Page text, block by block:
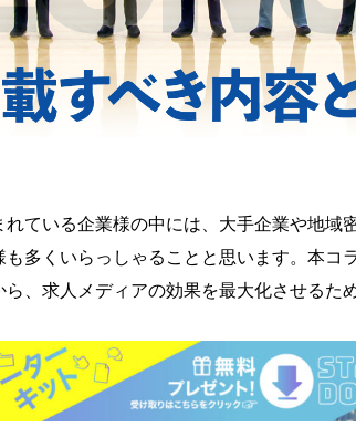
ている企業様の中には、大手企業や地域
も多くいらっしゃることと思います。本コ
、求人メディアの効果を最大化させるた